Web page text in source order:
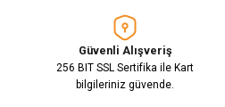
Güvenli Alışveriş
256 BIT SSL Sertifika ile Kart
bilgileriniz güvende.